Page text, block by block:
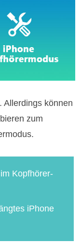
Allerdings können
zum
Kopfhörer-
iPhone